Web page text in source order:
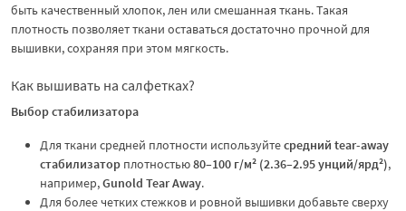
быть качественный хлопок, лен или смешанная ткань. Такая
плотность позволяет ткани оставаться достаточно прочной для
вышивки, сохраняя при этом мягкость.
Как вышивать на салфетках?
Выбор стабилизатора
Для ткани средней плотности используйтесредний tear-away
стабилизатор плотностью80–100 г/м² (2.36–2.95 унций/ярд²),
например,Gunold Tear Away.
Для более четких стежков и ровной вышивки добавьте сверху